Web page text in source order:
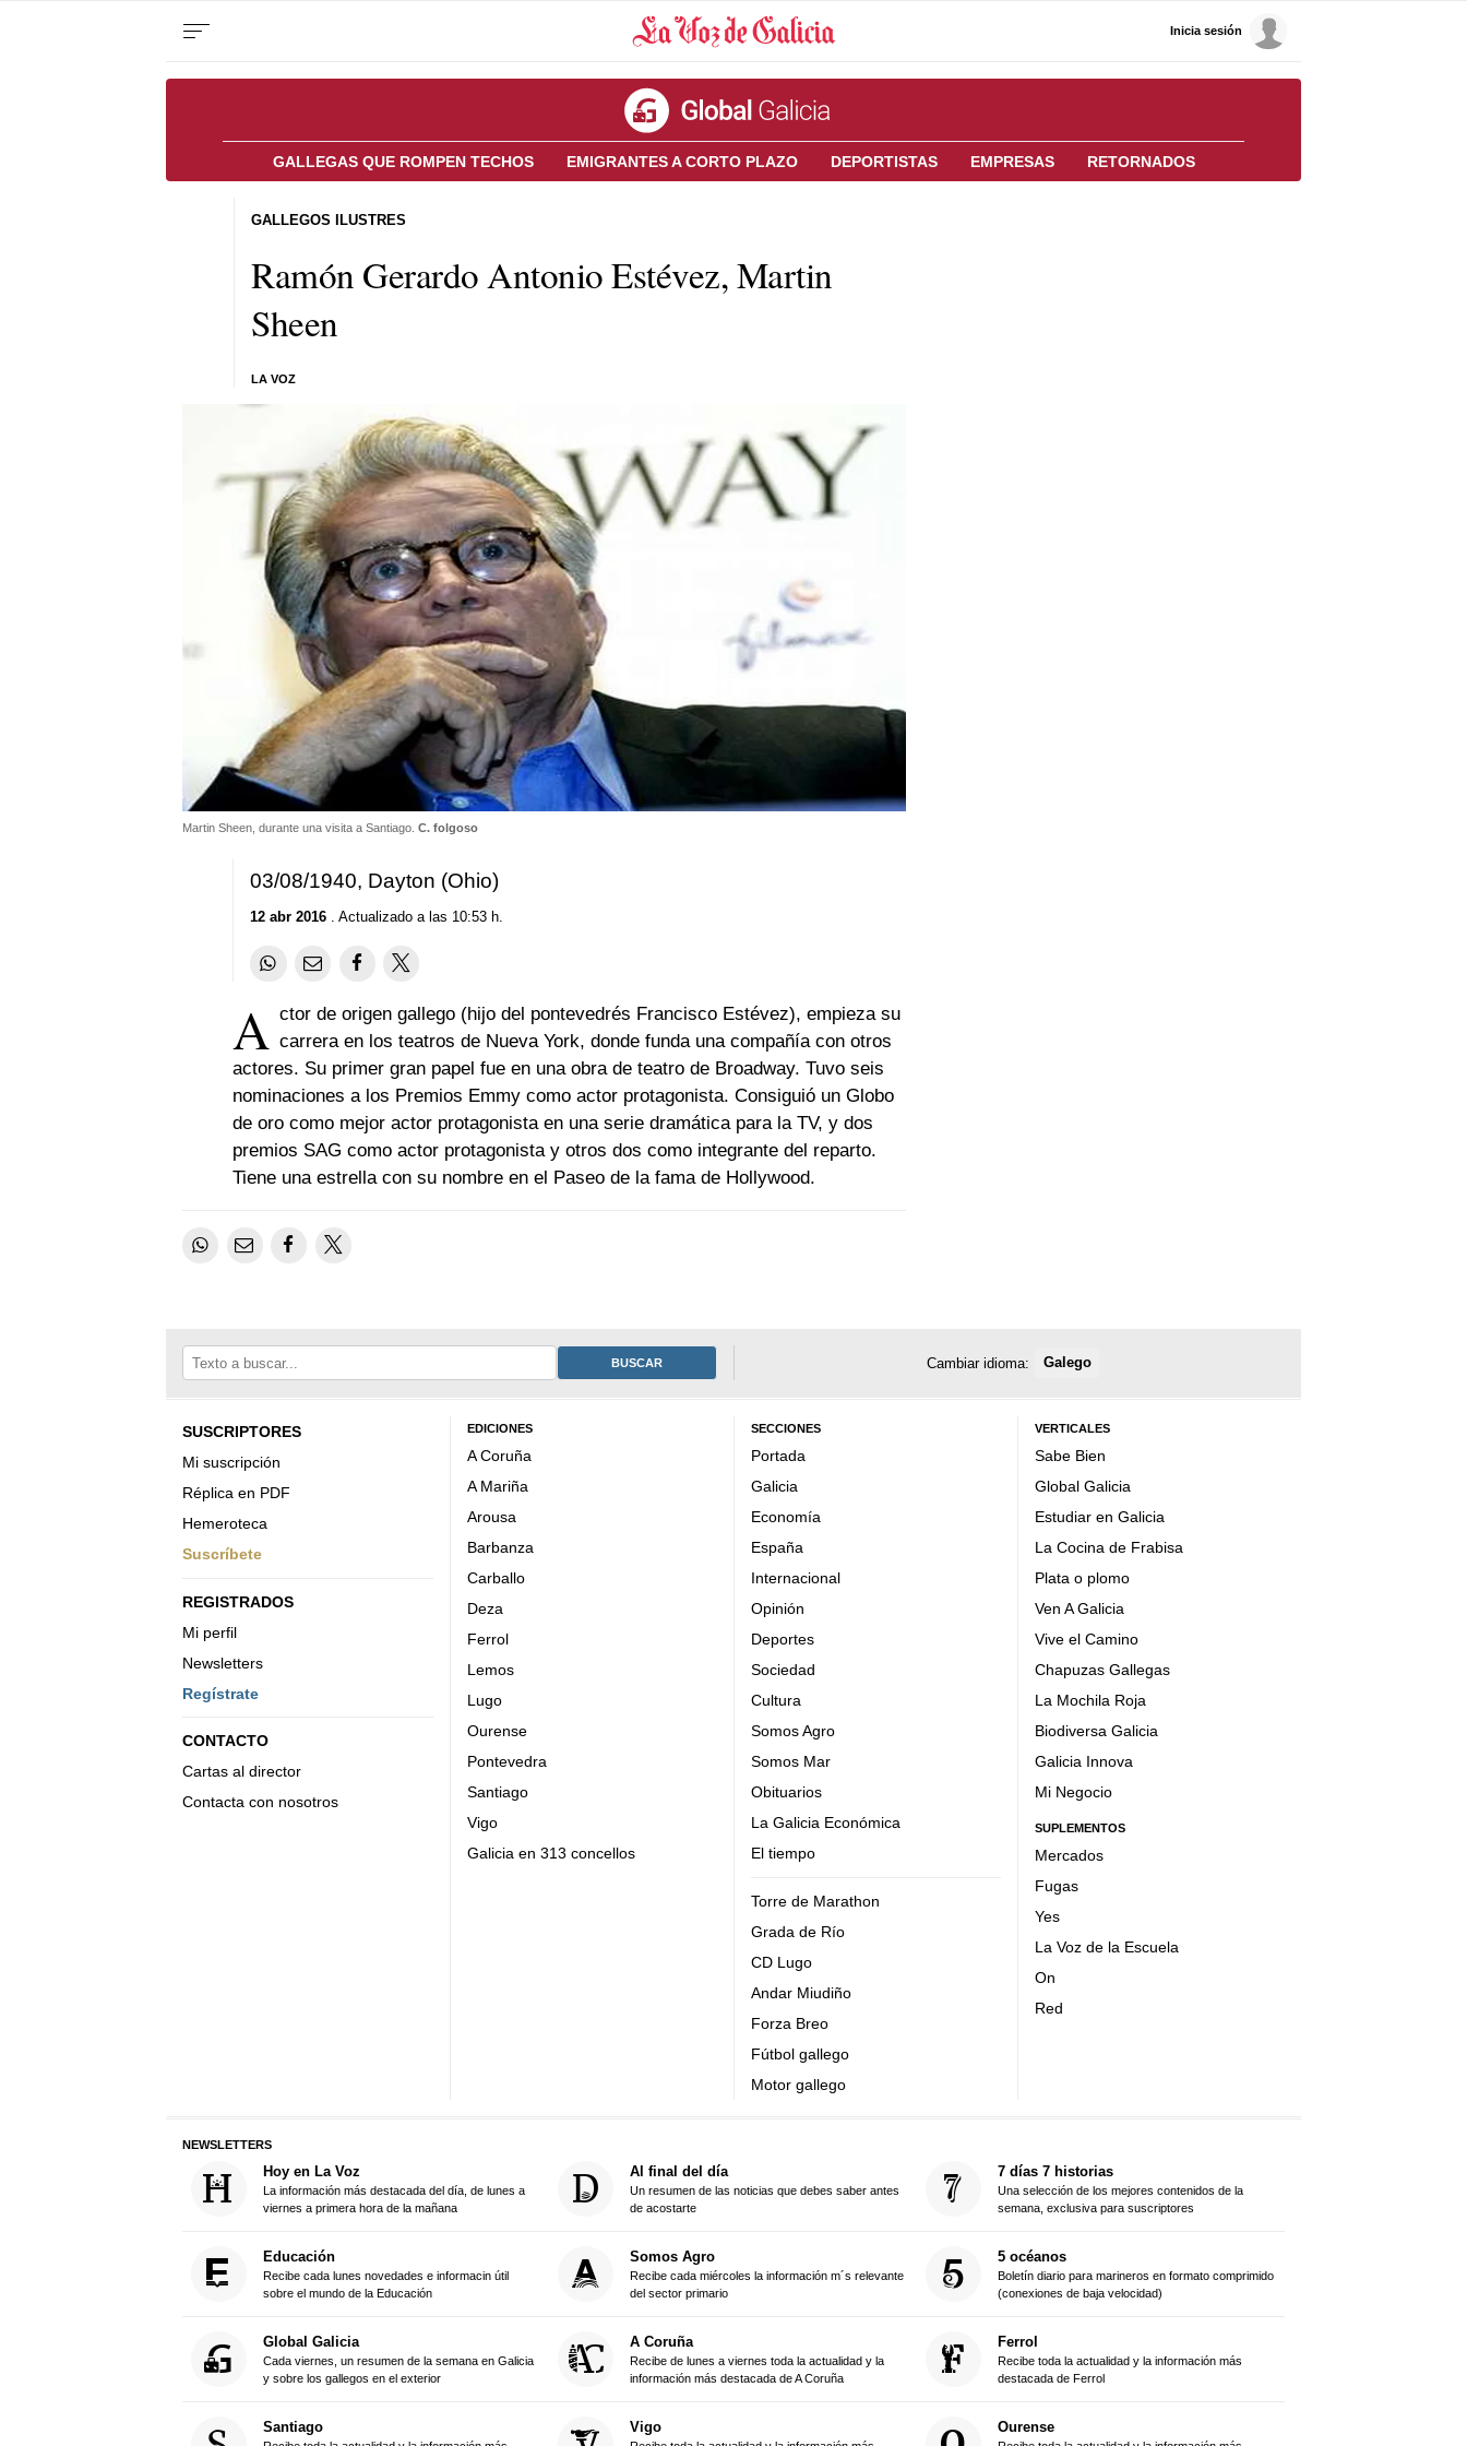
Inicia sesión
GALLEGAS QUE ROMPEN TECHOS EMIGRANTES A CORTO PLAZO DEPORTISTAS EMPRESAS RETORNADOS
Ramón Gerardo Antonio Estévez, Martin
Sheen
LA VOZ
GALLEGOS ILUSTRES
Martin Sheen, durante una visita a Santiago. C. folgoso
03/08/1940, Dayton (Ohio)
12 abr 2016 . Actualizado a las 10:53 h.
A ctor de origen gallego (hijo del pontevedrés Francisco Estévez), empieza su
carrera en los teatros de Nueva York, donde funda una compañía con otros
actores. Su primer gran papel fue en una obra de teatro de Broadway. Tuvo seis
nominaciones a los Premios Emmy como actor protagonista. Consiguió un Globo
de oro como mejor actor protagonista en una serie dramática para la TV, y dos
premios SAG como actor protagonista y otros dos como integrante del reparto.
Tiene una estrella con su nombre en el Paseo de la fama de Hollywood.
BUSCAR Cambiar idioma: Galego
SUSCRIPTORES
Mi suscripción
Réplica en PDF
Hemeroteca
Suscríbete
REGISTRADOS
Mi perfil
Newsletters
Regístrate
CONTACTO
Cartas al director
Contacta con nosotros
EDICIONES
A Coruña
A Mariña
Arousa
Barbanza
Carballo
Deza
Ferrol
Lemos
Lugo
Ourense
Pontevedra
Santiago
Vigo
Galicia en 313 concellos
SECCIONES
Portada
Galicia
Economía
España
Internacional
Opinión
Deportes
Sociedad
Cultura
Somos Agro
Somos Mar
Obituarios
La Galicia Económica
El tiempo
Torre de Marathon
Grada de Río
CD Lugo
Andar Miudiño
Forza Breo
Fútbol gallego
Motor gallego
VERTICALES
Sabe Bien
Global Galicia
Estudiar en Galicia
La Cocina de Frabisa
Plata o plomo
Ven A Galicia
Vive el Camino
Chapuzas Gallegas
La Mochila Roja
Biodiversa Galicia
Galicia Innova
Mi Negocio
SUPLEMENTOS
Mercados
Fugas
Yes
La Voz de la Escuela
On
Red
NEWSLETTERS
Hoy en La Voz
La información más destacada del día, de lunes a
viernes a primera hora de la mañana
Al final del día
Un resumen de las noticias que debes saber antes
de acostarte
7 días 7 historias
Una selección de los mejores contenidos de la
semana, exclusiva para suscriptores
Educación
Recibe cada lunes novedades e informacin útil
sobre el mundo de la Educación
Somos Agro
Recibe cada miércoles la información m´s relevante
del sector primario
5 océanos
Boletín diario para marineros en formato comprimido
(conexiones de baja velocidad)
Global Galicia
Cada viernes, un resumen de la semana en Galicia
y sobre los gallegos en el exterior
A Coruña
Recibe de lunes a viernes toda la actualidad y la
información más destacada de A Coruña
Ferrol
Recibe toda la actualidad y la información más
destacada de Ferrol
Santiago Vigo Ourense